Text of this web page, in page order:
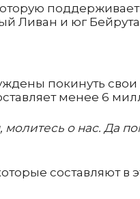
Ливан и юг
покинуть
менее 6
о нас. Да